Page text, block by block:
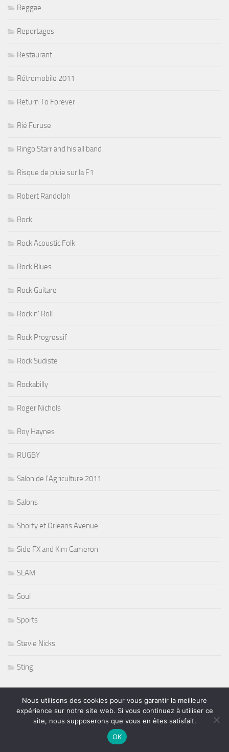
Reggae
Reportages
Restaurant
Rétromobile 2011
Return To Forever
Rié Furuse
Ringo Starr and his all band
Risque de pluie sur la F1
Robert Randolph
Rock
Rock Acoustic Folk
Rock Blues
Rock Guitare
Rock n' Roll
Rock Progressif
Rock Sudiste
Rockabilly
Roger Nichols
Roy Haynes
RUGBY
Salon de l'Agriculture 2011
Salons
Shorty et Orleans Avenue
Side FX and Kim Cameron
SLAM
Soul
Sports
Stevie Nicks
Sting
Stryper
Studios
Nous utilisons des cookies pour vous garantir la meilleure
expérience sur notre site web. Si vous continuez à utiliser ce
site, nous supposerons que vous en êtes satisfait.
OK